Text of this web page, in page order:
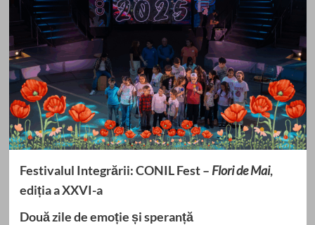
Festivalul Integrării: CONIL Fest – Flori de Mai,
ediția a XXVI-a
Două zile de emoție și speranță